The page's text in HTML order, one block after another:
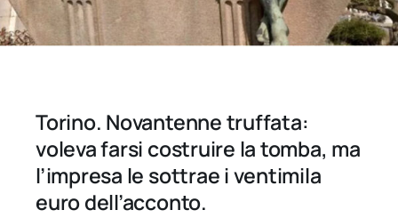
Torino. Novantenne truffata:
voleva farsi costruire la tomba, ma
l’impresa le sottrae i ventimila
euro dell’acconto.